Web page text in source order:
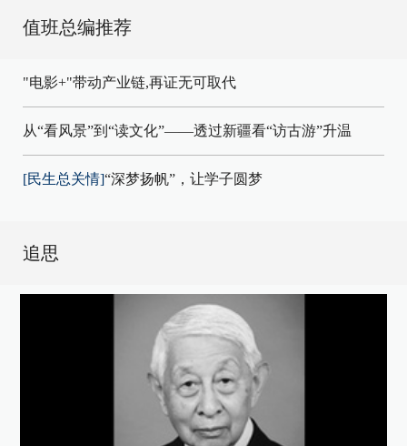
值班总编推荐
"电影+"带动产业链,再证无可取代
从“看风景”到“读文化”——透过新疆看“访古游”升温
[民生总关情]“深梦扬帆”，让学子圆梦
追思